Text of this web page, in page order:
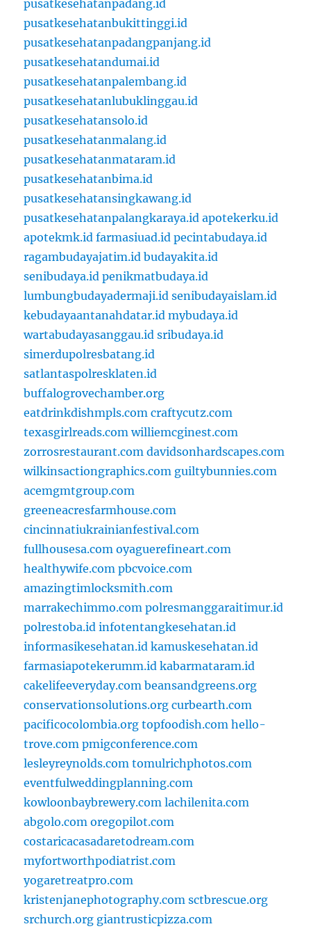
pusatkesehatanpadang.id
pusatkesehatanbukittinggi.id
pusatkesehatanpadangpanjang.id
pusatkesehatandumai.id
pusatkesehatanpalembang.id
pusatkesehatanlubuklinggau.id
pusatkesehatansolo.id
pusatkesehatanmalang.id
pusatkesehatanmataram.id
pusatkesehatanbima.id
pusatkesehatansingkawang.id
pusatkesehatanpalangkaraya.id apotekerku.id
apotekmk.id farmasiuad.id pecintabudaya.id
ragambudayajatim.id budayakita.id
senibudaya.id penikmatbudaya.id
lumbungbudayadermaji.id senibudayaislam.id
kebudayaantanahdatar.id mybudaya.id
wartabudayasanggau.id sribudaya.id
simerdupolresbatang.id
satlantaspolresklaten.id
buffalogrovechamber.org
eatdrinkdishmpls.com craftycutz.com
texasgirlreads.com williemcginest.com
zorrosrestaurant.com davidsonhardscapes.com
wilkinsactiongraphics.com guiltybunnies.com
acemgmtgroup.com
greeneacresfarmhouse.com
cincinnatiukrainianfestival.com
fullhousesa.com oyaguerefineart.com
healthywife.com pbcvoice.com
amazingtimlocksmith.com
marrakechimmo.com polresmanggaraitimur.id
polrestoba.id infotentangkesehatan.id
informasikesehatan.id kamuskesehatan.id
farmasiapotekerumm.id kabarmataram.id
cakelifeeveryday.com beansandgreens.org
conservationsolutions.org curbearth.com
pacificocolombia.org topfoodish.com hello-
trove.com pmigconference.com
lesleyreynolds.com tomulrichphotos.com
eventfulweddingplanning.com
kowloonbaybrewery.com lachilenita.com
abgolo.com oregopilot.com
costaricacasadaretodream.com
myfortworthpodiatrist.com
yogaretreatpro.com
kristenjanephotography.com sctbrescue.org
srchurch.org giantrusticpizza.com